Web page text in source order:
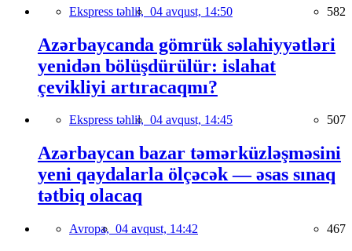
Ekspress təhlil, 04 avqust, 14:50 582
Azərbaycanda gömrük səlahiyyətləri
yenidən bölüşdürülür: islahat
çevikliyi artıracaqmı?
Ekspress təhlil, 04 avqust, 14:45 507
Azərbaycan bazar təmərküzləşməsini
yeni qaydalarla ölçəcək — əsas sınaq
tətbiq olacaq
Avropa, 04 avqust, 14:42 467